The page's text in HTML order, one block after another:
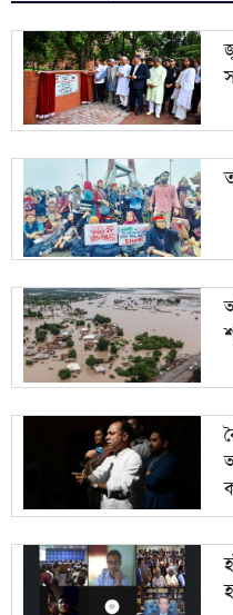
৯ সাকিবের মাগুরার
১০ ইউক্রেনে রুশ হামলায়